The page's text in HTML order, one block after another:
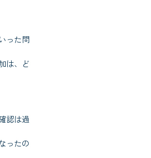
った問
は、ど
認は過
ったの